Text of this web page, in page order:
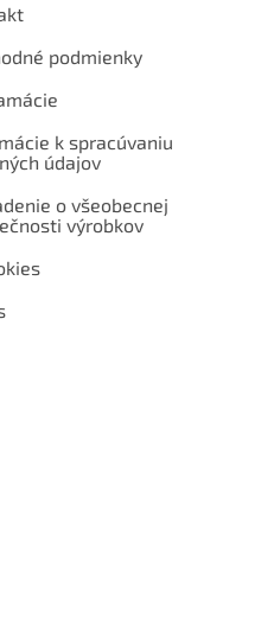
podmienky
k spracúvaniu
údajov
o všeobecnej
výrobkov